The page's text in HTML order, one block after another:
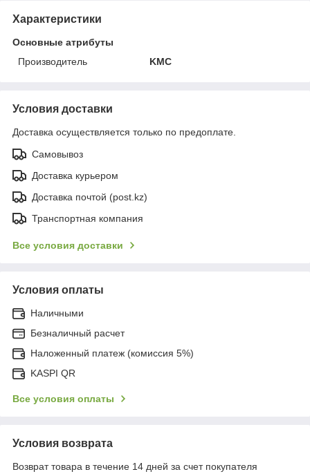
Характеристики
Основные атрибуты
Производитель
KMC
Условия доставки
Доставка осуществляется только по предоплате.
Самовывоз
Доставка курьером
Доставка почтой (post.kz)
Транспортная компания
Все условия доставки
Условия оплаты
Наличными
Безналичный расчет
Наложенный платеж (комиссия 5%)
KASPI QR
Все условия оплаты
Условия возврата
Возврат товара в течение 14 дней за счет покупателя